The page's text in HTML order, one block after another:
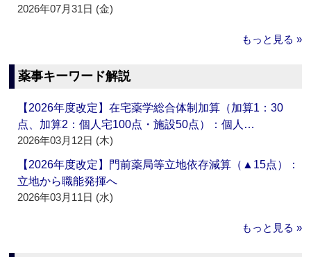
2026年07月31日 (金)
もっと見る »
薬事キーワード解説
【2026年度改定】在宅薬学総合体制加算（加算1：30
点、加算2：個人宅100点・施設50点）：個人…
2026年03月12日 (木)
【2026年度改定】門前薬局等立地依存減算（▲15点）：
立地から職能発揮へ
2026年03月11日 (水)
もっと見る »